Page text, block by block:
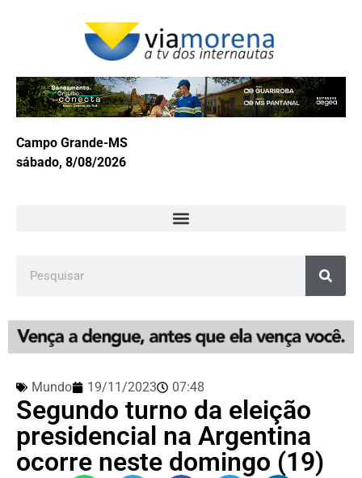
Campo Grande-MS
sábado, 8/08/2026
Mundo 19/11/2023 07:48
Segundo turno da eleição
presidencial na Argentina
ocorre neste domingo (19)